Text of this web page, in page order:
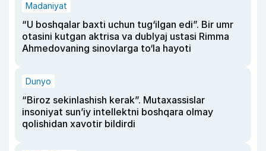
Madaniyat
“U boshqalar baxti uchun tug‘ilgan edi”. Bir umr
otasini kutgan aktrisa va dublyaj ustasi Rimma
Ahmedovaning sinovlarga to‘la hayoti
Dunyo
“Biroz sekinlashish kerak”. Mutaxassislar
insoniyat sun’iy intellektni boshqara olmay
qolishidan xavotir bildirdi